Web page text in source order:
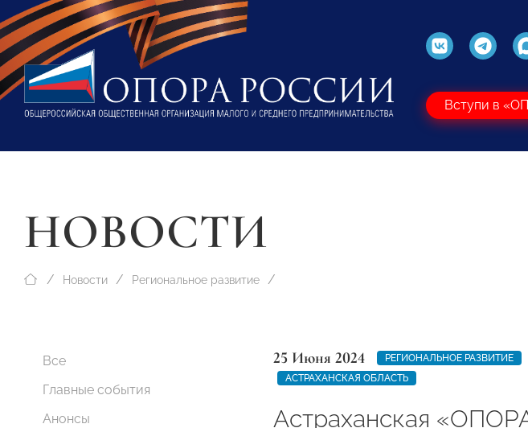
Вступи в
НОВОСТИ
Новости Региональное развитие
Все
Главные события
Анонсы
25 Июня 2024
РЕГИОНАЛЬНОЕ РАЗВИТИЕ
АСТРАХАНСКАЯ ОБЛАСТЬ
Астраханская